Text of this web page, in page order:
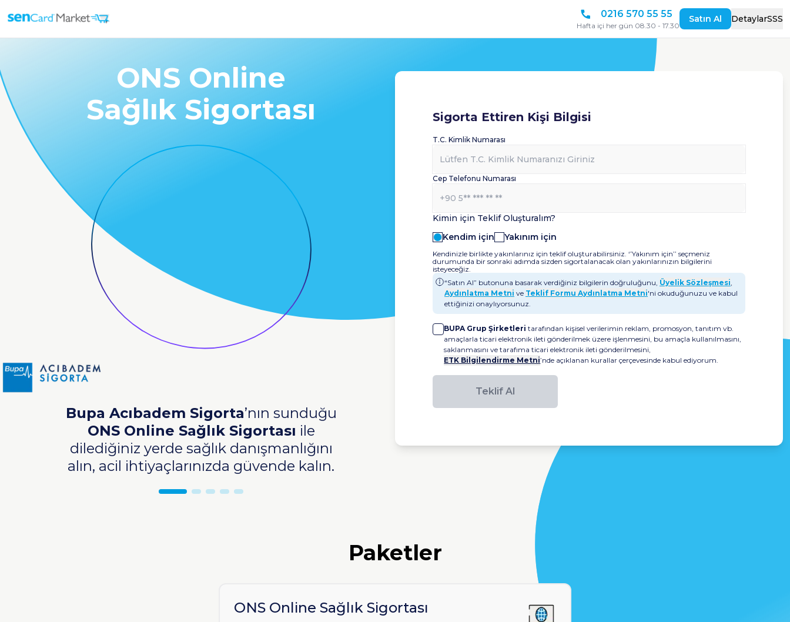
0216 570 55 55
Hafta içi her gün 08.30 - 17.30
Satın Al DetaylarSSS
ONS Online
Sağlık Sigortası
Bupa Acıbadem Sigorta’nın sunduğu
ONS Online Sağlık Sigortası ile
dilediğiniz yerde sağlık danışmanlığını
alın, acil ihtiyaçlarınızda güvende kalın.
Kulak Burun Boğaz, Kadın Hastalıkları,
uzman branş hekimleriyle online görüşme
Sigorta Ettiren Kişi Bilgisi
T.C. Kimlik Numarası
Cep Telefonu Numarası
Kimin için Teklif Oluşturalım?
Kendim için
Yakınım için
Kendinizle birlikte yakınlarınız için teklif oluşturabilirsiniz. ‘’Yakınım için’’ seçmeniz
durumunda bir sonraki adımda sizden sigortalanacak olan yakınlarınızın bilgilerini
isteyeceğiz.
“Satın Al” butonuna basarak verdiğiniz bilgilerin doğruluğunu, Üyelik Sözleşmesi,
Aydınlatma Metni ve Teklif Formu Aydınlatma Metni'ni okuduğunuzu ve kabul
ettiğinizi onaylıyorsunuz.
BUPA Grup Şirketleri tarafından kişisel verilerimin reklam, promosyon, tanıtım vb.
amaçlarla ticari elektronik ileti gönderilmek üzere işlenmesini, bu amaçla kullanılmasını,
saklanmasını ve tarafıma ticari elektronik ileti gönderilmesini,
ETK Bilgilendirme Metni’nde açıklanan kurallar çerçevesinde kabul ediyorum.
Teklif Al
Paketler
ONS Online Sağlık Sigortası